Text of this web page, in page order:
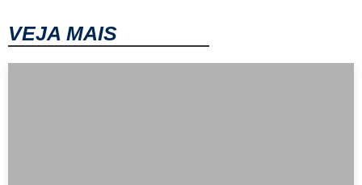
VEJA MAIS